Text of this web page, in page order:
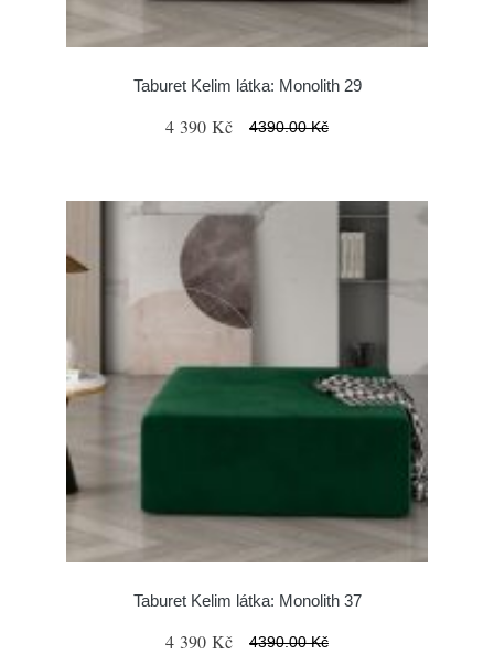
Taburet Kelim látka: Monolith 29
4 390 Kč 4390.00 Kč
Taburet Kelim látka: Monolith 37
4 390 Kč 4390.00 Kč